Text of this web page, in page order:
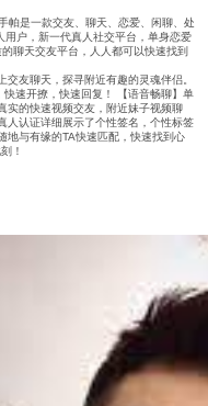
帕是一款交友、聊天、恋爱、闲聊、处
户，新一代真人社交平台，单身恋爱
聊天交友平台，人人都可以快速找到
友聊天，探寻附近有趣的灵魂伴侣。
快速开撩，快速回复！ 【语音畅聊】单
实的快速视频交友，附近妹子视频聊
人认证详细展示了个性签名，个性标签
地与有缘的TA快速匹配，快速找到心
！